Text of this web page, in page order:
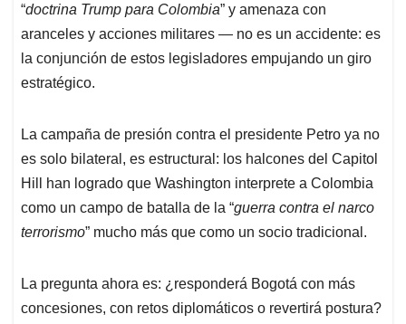
“doctrina Trump para Colombia” y amenaza con
aranceles y acciones militares — no es un accidente: es
la conjunción de estos legisladores empujando un giro
estratégico.
La campaña de presión contra el presidente Petro ya no
es solo bilateral, es estructural: los halcones del Capitol
Hill han logrado que Washington interprete a Colombia
como un campo de batalla de la “guerra contra el narco
terrorismo” mucho más que como un socio tradicional.
La pregunta ahora es: ¿responderá Bogotá con más
concesiones, con retos diplomáticos o revertirá postura?